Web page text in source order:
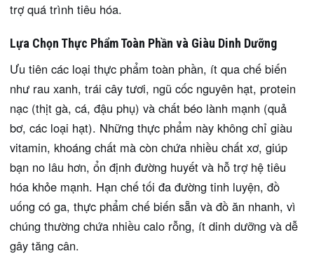
trợ quá trình tiêu hóa.
Lựa Chọn Thực Phẩm Toàn Phần và Giàu Dinh Dưỡng
Ưu tiên các loại thực phẩm toàn phần, ít qua chế biến
như rau xanh, trái cây tươi, ngũ cốc nguyên hạt, protein
nạc (thịt gà, cá, đậu phụ) và chất béo lành mạnh (quả
bơ, các loại hạt). Những thực phẩm này không chỉ giàu
vitamin, khoáng chất mà còn chứa nhiều chất xơ, giúp
bạn no lâu hơn, ổn định đường huyết và hỗ trợ hệ tiêu
hóa khỏe mạnh. Hạn chế tối đa đường tinh luyện, đồ
uống có ga, thực phẩm chế biến sẵn và đồ ăn nhanh, vì
chúng thường chứa nhiều calo rỗng, ít dinh dưỡng và dễ
gây tăng cân.